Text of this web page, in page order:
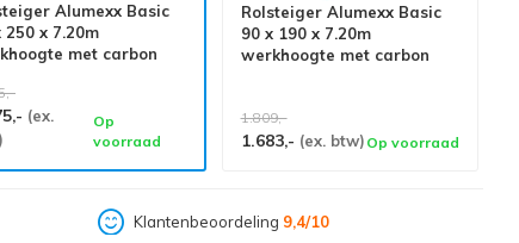
Alumexx Basic
250 x 7.20m
met carbon
(ex.
Op
voorraad
Rolsteiger Alumexx Basic
90 x 190 x 7.20m
werkhoogte met carbon
1.809,-
1.683,- (ex. btw) Op voorraad
Klantenbeoordeling 9,4/10